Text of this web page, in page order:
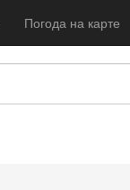
Погода на карте